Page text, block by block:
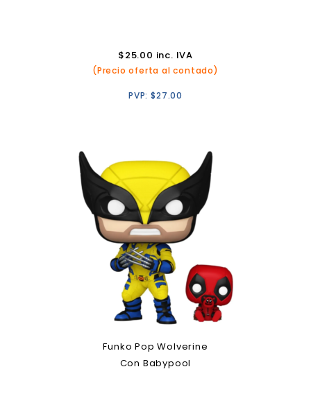
$25.00 inc. IVA
(Precio oferta al contado)
PVP:$27.00
Funko Pop Wolverine
Con Babypool